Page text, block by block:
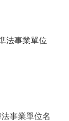
法事業單位
事業單位名